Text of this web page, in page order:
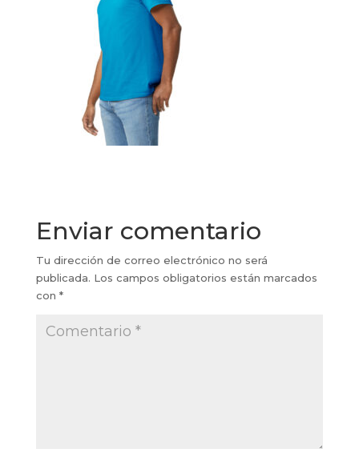
Enviar comentario
Tu dirección de correo electrónico no será
publicada. Los campos obligatorios están marcados
con *